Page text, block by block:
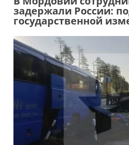
задержали России:
государственной